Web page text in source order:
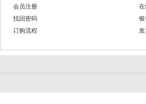
会员注册
找回密码
订购流程
银
发